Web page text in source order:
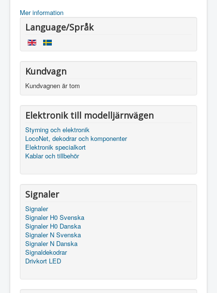
Mer information
Language/Språk
Kundvagn
Kundvagnen är tom
Elektronik till modelljärnvägen
Styrning och elektronik
LocoNet, dekodrar och komponenter
Elektronik specialkort
Kablar och tillbehör
Signaler
Signaler
Signaler H0 Svenska
Signaler H0 Danska
Signaler N Svenska
Signaler N Danska
Signaldekodrar
Drivkort LED